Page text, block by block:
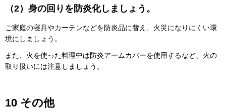
（2）身の回りを防炎化しましょう。
ご家庭の寝具やカーテンなどを防炎品に替え、火災になりにくい環
境にしましょう。
また、火を使った料理中は防炎アームカバーを使用するなど、火の
取り扱いには注意しましょう。
10 その他